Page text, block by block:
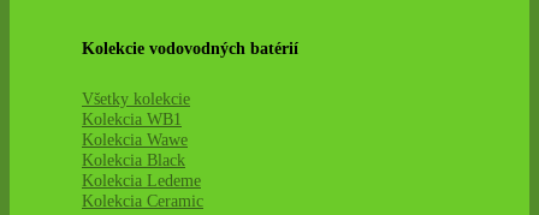
Kolekcie vodovodných batérií
Všetky kolekcie
Kolekcia WB1
Kolekcia Wawe
Kolekcia Black
Kolekcia Ledeme
Kolekcia Ceramic